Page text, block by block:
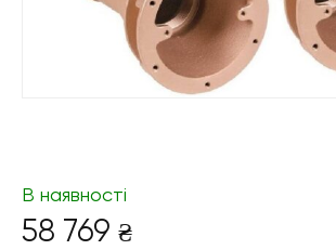
В наявності
58 769 ₴